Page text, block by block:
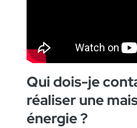
Qui dois-je
réaliser une
énergie ?